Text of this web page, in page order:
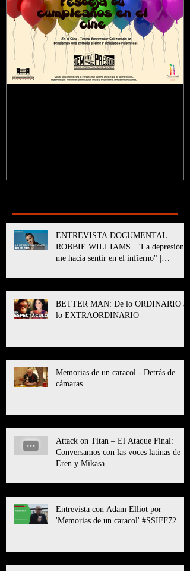
ENTREVISTA DOCUMENTAL
ROBBIE WILLIAMS | "La depresión
me hacía sentir en el infierno" |
BETTER MAN: De lo ORDINARIO a
lo EXTRAORDINARIO
Memorias de un caracol - Detrás de
cámaras
Attack on Titan – El Ataque Final:
Conversamos con las voces latinas de
Eren y Mikasa
Entrevista con Adam Elliot por
'Memorias de un caracol' #SSIFF72